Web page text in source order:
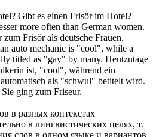
Gibt es einen Frisörim Hotel?
more often than German women.
zum Frisörals deutsche Frauen.
auto mechanic is "cool", while a
titled as "gay" by many. Heutzutage
ist, "cool", während ein
als "schwul" betitelt wird.
Sie ging zum Friseur.
в разных контекстах
в лингвистических целях, т.
слов в одном языке и вариантов